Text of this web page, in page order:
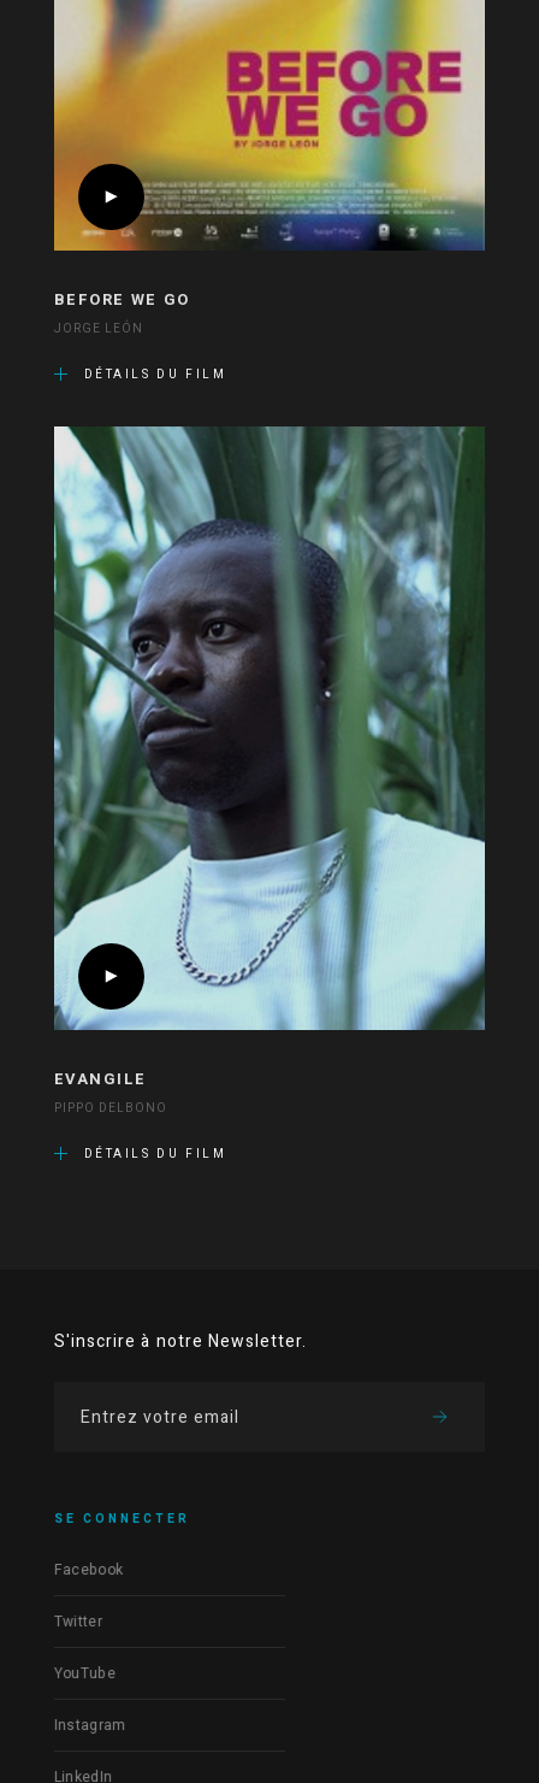
BEFORE WE GO
JORGE LEÓN
DÉTAILS DU FILM
EVANGILE
PIPPO DELBONO
DÉTAILS DU FILM
S'inscrire à notre Newsletter.
SE CONNECTER
Facebook
Twitter
YouTube
Instagram
LinkedIn